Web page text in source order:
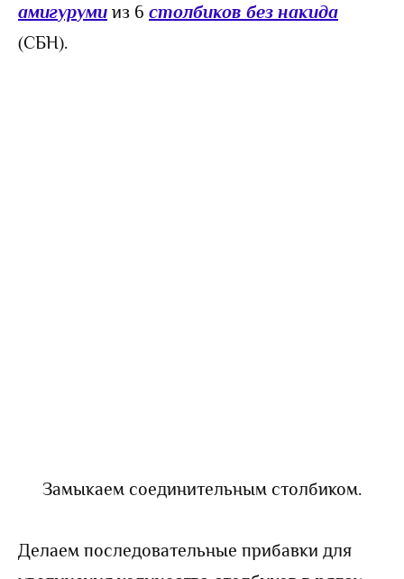
амигуруми из 6 столбиков без накида
(СБН).
Замыкаем соединительным столбиком.
Делаем последовательные прибавки для